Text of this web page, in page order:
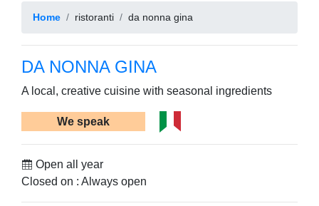
Home ristoranti da nonna gina
DA NONNA GINA
A local, creative cuisine with seasonal ingredients
We speak
Open all year
Closed on : Always open